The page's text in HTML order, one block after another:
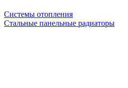
Системы отопления
Стальные панельные радиаторы